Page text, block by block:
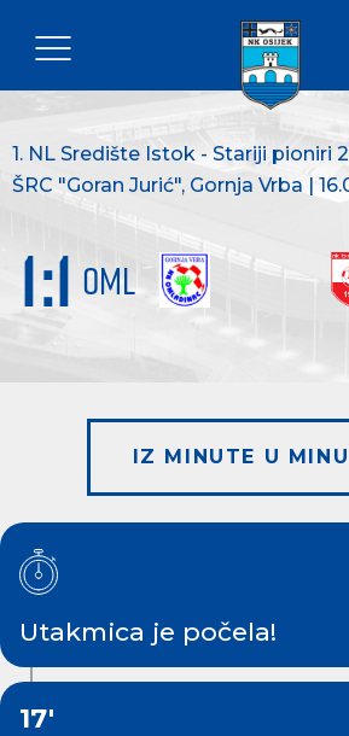
1. NL Središte Istok - Stariji pioniri
ŠRC "Goran Jurić", Gornja Vrba |
OML
1:1
IZ MINUTE U
Utakmica je počela!
17'